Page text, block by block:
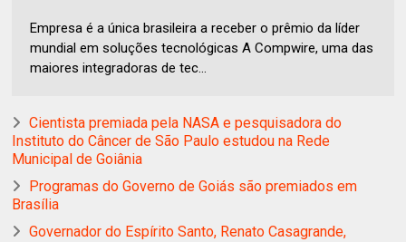
Empresa é a única brasileira a receber o prêmio da líder
mundial em soluções tecnológicas A Compwire, uma das
maiores integradoras de tec...
Cientista premiada pela NASA e pesquisadora do
Instituto do Câncer de São Paulo estudou na Rede
Municipal de Goiânia
Programas do Governo de Goiás são premiados em
Brasília
Governador do Espírito Santo, Renato Casagrande,